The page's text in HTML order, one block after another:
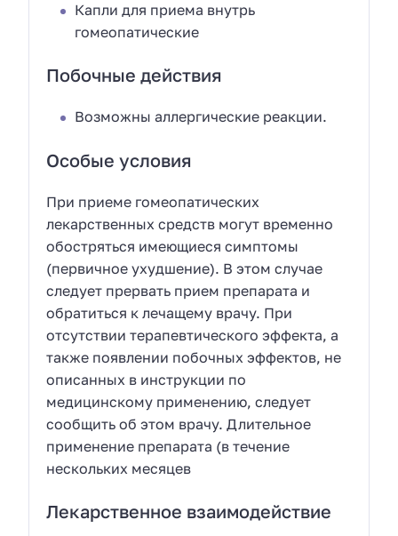
Капли для приема внутрь
гомеопатические
Побочные действия
Возможны аллергические реакции.
Особые условия
При приеме гомеопатических
лекарственных средств могут временно
обостряться имеющиеся симптомы
(первичное ухудшение). В этом случае
следует прервать прием препарата и
обратиться к лечащему врачу. При
отсутствии терапевтического эффекта, а
также появлении побочных эффектов, не
описанных в инструкции по
медицинскому применению, следует
сообщить об этом врачу. Длительное
применение препарата (в течение
нескольких месяцев
Лекарственное взаимодействие